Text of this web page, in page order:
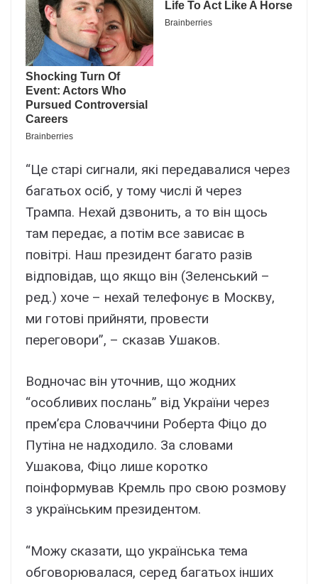
“Це старі сигнали, які передавалися через
багатьох осіб, у тому числі й через
Трампа. Нехай дзвонить, а то він щось
там передає, а потім все зависає в
повітрі. Наш президент багато разів
відповідав, що якщо він (Зеленський –
ред.) хоче – нехай телефонує в Москву,
ми готові прийняти, провести
переговори”, – сказав Ушаков.
Водночас він уточнив, що жодних
“особливих послань” від України через
прем’єра Словаччини Роберта Фіцо до
Путіна не надходило. За словами
Ушакова, Фіцо лише коротко
поінформував Кремль про свою розмову
з українським президентом.
“Можу сказати, що українська тема
обговорювалася, серед багатьох інших